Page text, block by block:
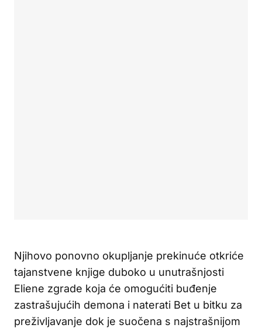
Njihovo ponovno okupljanje prekinuće otkriće
tajanstvene knjige duboko u unutrašnjosti
Eliene zgrade koja će omogućiti buđenje
zastrašujućih demona i naterati Bet u bitku za
preživljavanje dok je suočena s najstrašnijom